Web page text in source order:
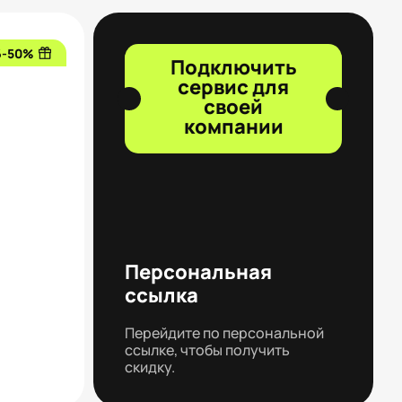
50%
Подключить
сервис для
своей
компании
Персональная
ссылка
Перейдите по персональной
ссылке, чтобы получить
скидку.